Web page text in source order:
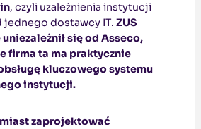
, czyli uzależnienia instytucji
jednego dostawcy IT. ZUS
się od Asseco,
firma ta ma praktycznie
kluczowego systemu
instytucji.
zaprojektować